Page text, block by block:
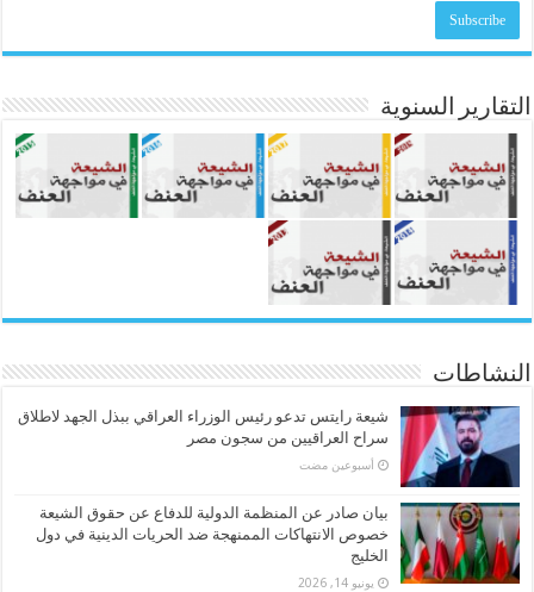
التقارير السنوية
النشاطات
شيعة رايتس تدعو رئيس الوزراء العراقي ببذل الجهد لاطلاق
سراح العراقيين من سجون مصر
‏أسبوعين مضت
بيان صادر عن المنظمة الدولية للدفاع عن حقوق الشيعة
خصوص الانتهاكات الممنهجة ضد الحريات الدينية في دول
الخليج
يونيو 14, 2026